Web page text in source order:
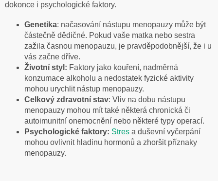
dokonce i psychologické faktory.
Genetika: načasování nástupu menopauzy může být
částečně dědičné. Pokud vaše matka nebo sestra
zažila časnou menopauzu, je pravděpodobnější, že i u
vás začne dříve.
Životní styl: Faktory jako kouření, nadměrná
konzumace alkoholu a nedostatek fyzické aktivity
mohou urychlit nástup menopauzy.
Celkový zdravotní stav: Vliv na dobu nástupu
menopauzy mohou mít také některá chronická či
autoimunitní onemocnění nebo některé typy operací.
Psychologické faktory: Stres a duševní vyčerpání
mohou ovlivnit hladinu hormonů a zhoršit příznaky
menopauzy.